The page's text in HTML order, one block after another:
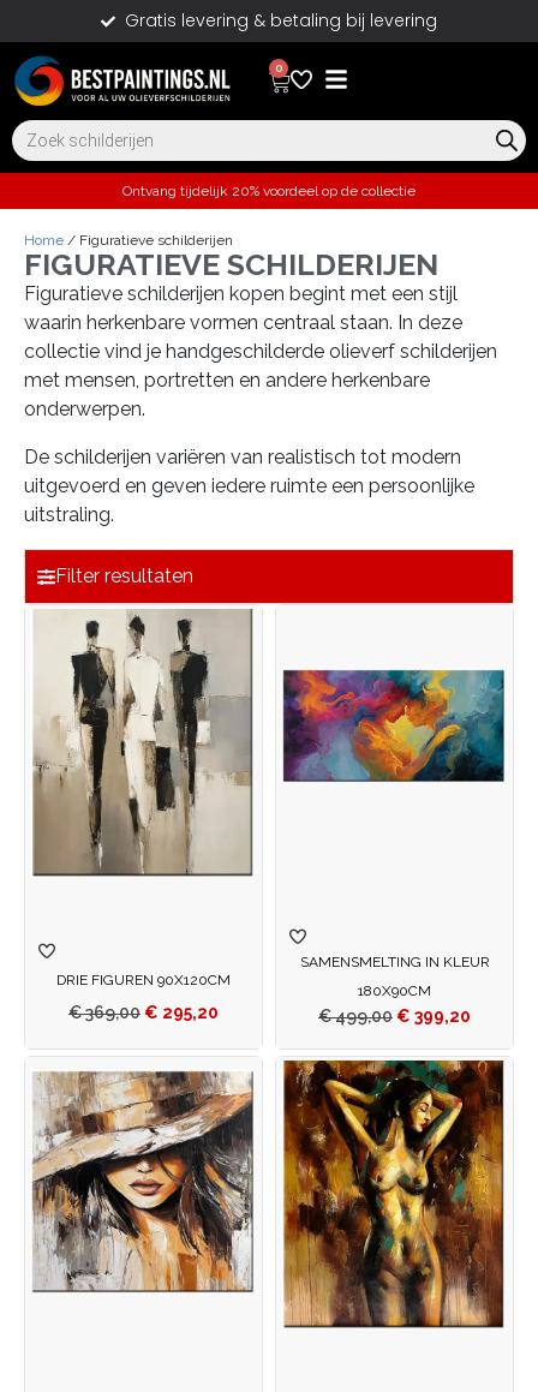
Gratis levering & betaling bij levering
0
Ontvang tijdelijk 20% voordeel op de collectie
Home / Figuratieve schilderijen
FIGURATIEVE SCHILDERIJEN
Figuratieve schilderijen kopen begint met een stijl
waarin herkenbare vormen centraal staan. In deze
collectie vind je handgeschilderde olieverf schilderijen
met mensen, portretten en andere herkenbare
onderwerpen.
De schilderijen variëren van realistisch tot modern
uitgevoerd en geven iedere ruimte een persoonlijke
uitstraling.
Filter resultaten
DRIE FIGUREN 90X120CM
€369,00 € 295,20
SAMENSMELTING IN KLEUR
180X90CM
€499,00 € 399,20